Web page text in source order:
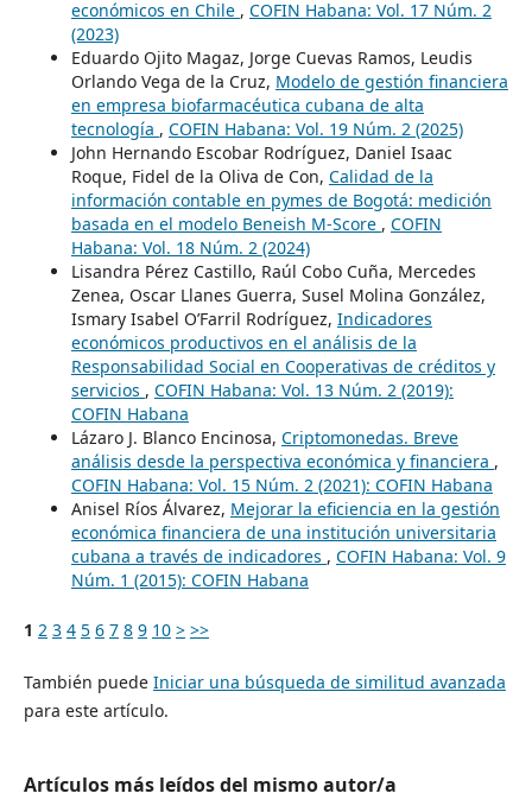
económicos en Chile , COFIN Habana: Vol. 17 Núm. 2
(2023)
Eduardo Ojito Magaz, Jorge Cuevas Ramos, Leudis
Orlando Vega de la Cruz, Modelo de gestión financiera
en empresa biofarmacéutica cubana de alta
tecnología , COFIN Habana: Vol. 19 Núm. 2 (2025)
John Hernando Escobar Rodríguez, Daniel Isaac
Roque, Fidel de la Oliva de Con, Calidad de la
información contable en pymes de Bogotá: medición
basada en el modelo Beneish M-Score , COFIN
Habana: Vol. 18 Núm. 2 (2024)
Lisandra Pérez Castillo, Raúl Cobo Cuña, Mercedes
Zenea, Oscar Llanes Guerra, Susel Molina González,
Ismary Isabel O’Farril Rodríguez, Indicadores
económicos productivos en el análisis de la
Responsabilidad Social en Cooperativas de créditos y
servicios , COFIN Habana: Vol. 13 Núm. 2 (2019):
COFIN Habana
Lázaro J. Blanco Encinosa, Criptomonedas. Breve
análisis desde la perspectiva económica y financiera ,
COFIN Habana: Vol. 15 Núm. 2 (2021): COFIN Habana
Anisel Ríos Álvarez, Mejorar la eficiencia en la gestión
económica financiera de una institución universitaria
cubana a través de indicadores , COFIN Habana: Vol. 9
Núm. 1 (2015): COFIN Habana
1 2 3 4 5 6 7 8 9 10 > >>
También puede Iniciar una búsqueda de similitud avanzada
para este artículo.
Artículos más leídos del mismo autor/a